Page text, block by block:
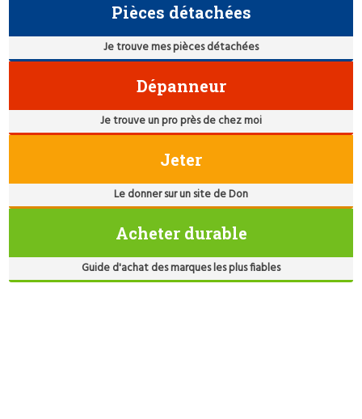
Pièces détachées
Je trouve mes pièces détachées
Dépanneur
Je trouve un pro près de chez moi
Jeter
Le donner sur un site de Don
Acheter durable
Guide d'achat des marques les plus fiables